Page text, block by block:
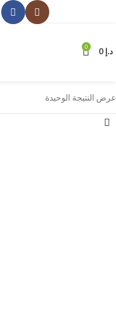
0 د.إ
عرض النتيجة الوحيدة